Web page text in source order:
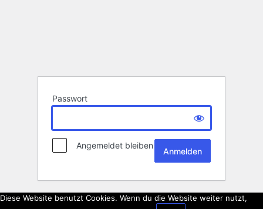
Passwort
Angemeldet bleiben
Diese Website benutzt Cookies. Wenn du die Website weiter nutzt,